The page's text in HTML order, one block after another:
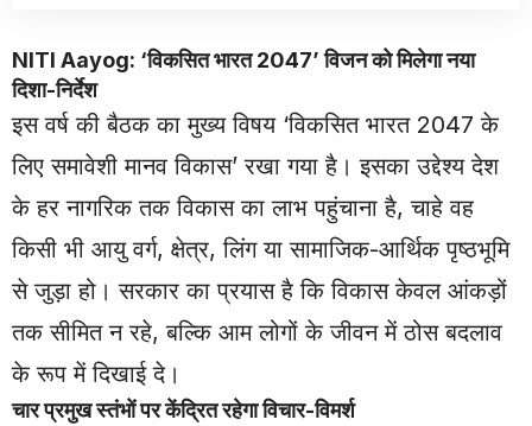
NITI Aayog: ‘विकसित भारत 2047’ विजन को मिलेगा नया
दिशा-निर्देश
इस वर्ष की बैठक का मुख्य विषय ‘विकसित भारत 2047 के
लिए समावेशी मानव विकास’ रखा गया है। इसका उद्देश्य देश
के हर नागरिक तक विकास का लाभ पहुंचाना है, चाहे वह
किसी भी आयु वर्ग, क्षेत्र, लिंग या सामाजिक-आर्थिक पृष्ठभूमि
से जुड़ा हो। सरकार का प्रयास है कि विकास केवल आंकड़ों
तक सीमित न रहे, बल्कि आम लोगों के जीवन में ठोस बदलाव
के रूप में दिखाई दे।
चार प्रमुख स्तंभों पर केंद्रित रहेगा विचार-विमर्श